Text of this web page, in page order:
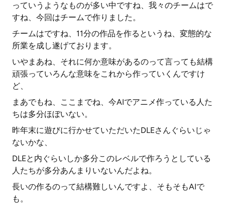
っていうようなものが多い中ですね、我々のチームはで
すね、今回はチームで作りました。
チームはですね、11分の作品を作るというね、変態的な
所業を成し遂げております。
いやまあね、それに何か意味があるのって言っても結構
頑張っていろんな意味をこれから作っていくんですけ
ど、
まあでもね、ここまでね、今AIでアニメ作っている人た
ちは多分ほぼいない。
昨年末に遊びに行かせていただいたDLEさんぐらいじゃ
ないかな、
DLEと内ぐらいしか多分このレベルで作ろうとしている
人たちが多分あんまりいないんだよね。
長いの作るのって結構難しいんですよ、そもそもAIで
も。